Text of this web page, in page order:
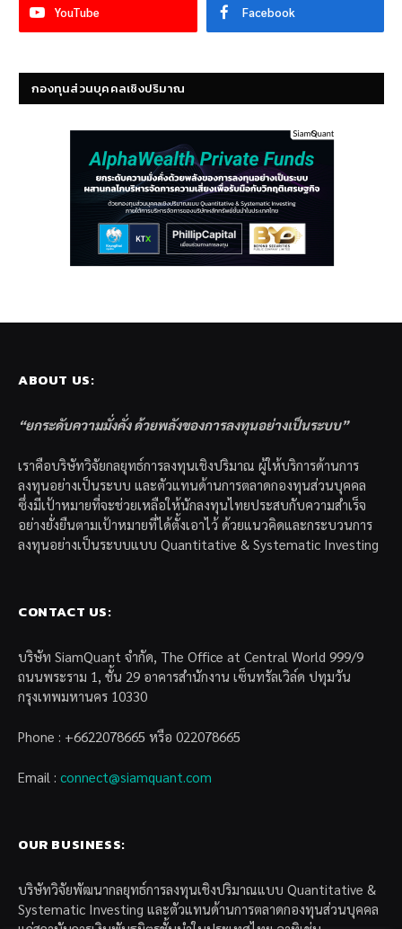
YouTube Facebook
กองทุนส่วนบุคคลเชิงปริมาณ
ABOUT US:
“ยกระดับความมั่งคั่ง ด้วยพลังของการลงทุนอย่างเป็นระบบ”
เราคือบริษัทวิจัยกลยุทธ์การลงทุนเชิงปริมาณ ผู้ให้บริการด้านการ
ลงทุนอย่างเป็นระบบ และตัวแทนด้านการตลาดกองทุนส่วนบุคคล
ซึ่งมีเป้าหมายที่จะช่วยเหลือให้นักลงทุนไทยประสบกับความสำเร็จ
อย่างยั่งยืนตามเป้าหมายที่ได้ตั้งเอาไว้ ด้วยแนวคิดและกระบวนการ
ลงทุนอย่างเป็นระบบแบบ Quantitative & Systematic Investing
CONTACT US:
บริษัท SiamQuant จำกัด, The Office at Central World 999/9
ถนนพระราม 1, ชั้น 29 อาคารสำนักงาน เซ็นทรัลเวิล์ด ปทุมวัน
กรุงเทพมหานคร 10330
Phone : +6622078665 หรือ 022078665
Email : connect@siamquant.com
OUR BUSINESS:
บริษัทวิจัยพัฒนากลยุทธ์การลงทุนเชิงปริมาณแบบ Quantitative &
Systematic Investing และตัวแทนด้านการตลาดกองทุนส่วนบุคคล